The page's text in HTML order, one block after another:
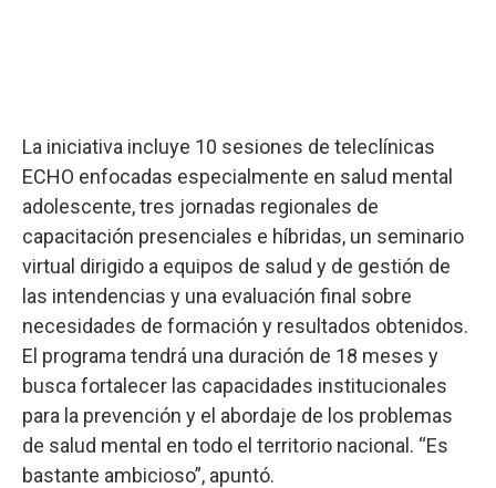
La iniciativa incluye 10 sesiones de teleclínicas
ECHO enfocadas especialmente en salud mental
adolescente, tres jornadas regionales de
capacitación presenciales e híbridas, un seminario
virtual dirigido a equipos de salud y de gestión de
las intendencias y una evaluación final sobre
necesidades de formación y resultados obtenidos.
El programa tendrá una duración de 18 meses y
busca fortalecer las capacidades institucionales
para la prevención y el abordaje de los problemas
de salud mental en todo el territorio nacional. “Es
bastante ambicioso”, apuntó.